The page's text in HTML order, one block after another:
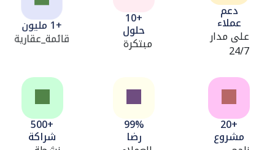
دعم
عملاء
على مدار
24/7
+10
حلول
مبتكرة
+1 مليون
قائمة_عقارية
+20
مشروع
99%
رضا
+500
شراكة